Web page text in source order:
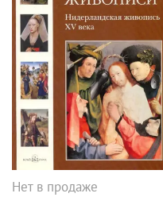
Нет в продаже